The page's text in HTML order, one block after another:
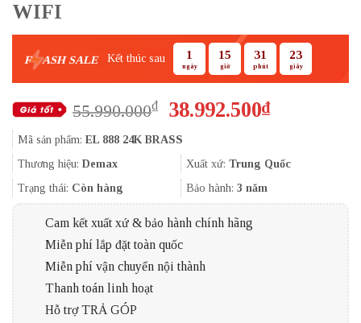
WIFI
F ASH SALE Kết thúc sau 1
ngày
15
giờ
31
phút
22
giây
55.990.000₫
Giá
là:
55.990.000₫.
38.992.500₫Giá
là:
Mã sản phẩm: EL 888 24K BRASS
Thương hiệu: Demax Xuất xứ: Trung Quốc
Trạng thái: Còn hàng Bảo hành: 3 năm
Cam kết xuất xứ & bảo hành chính hãng
Miễn phí lắp đặt toàn quốc
Miễn phí vận chuyển nội thành
Thanh toán linh hoạt
Hỗ trợ TRẢ GÓP